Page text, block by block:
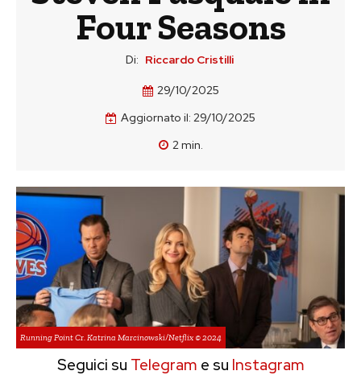
Four Seasons
Di: Riccardo Cristilli
29/10/2025
Aggiornato il: 29/10/2025
2min.
Running Point Cr. Katrina Marcinowski/Netflix © 2024
Seguici su Telegram e su Instagram